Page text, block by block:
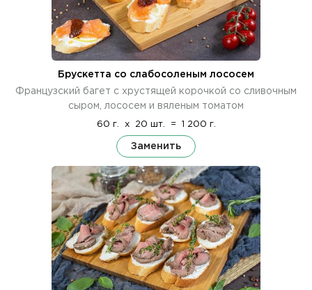
Брускетта со слабосоленым лососем
Французский багет с хрустящей корочкой со сливочным
сыром, лососем и вяленым томатом
60 г. x 20 шт. = 1 200 г.
Заменить